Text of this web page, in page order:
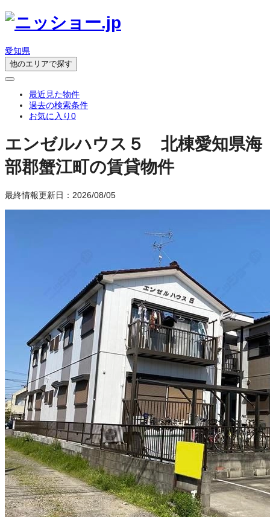
愛知県
他のエリアで探す
最近見た物件
過去の検索条件
お気に入り0
エンゼルハウス５ 北棟愛知県海
部郡蟹江町の賃貸物件
最終情報更新日：2026/08/05